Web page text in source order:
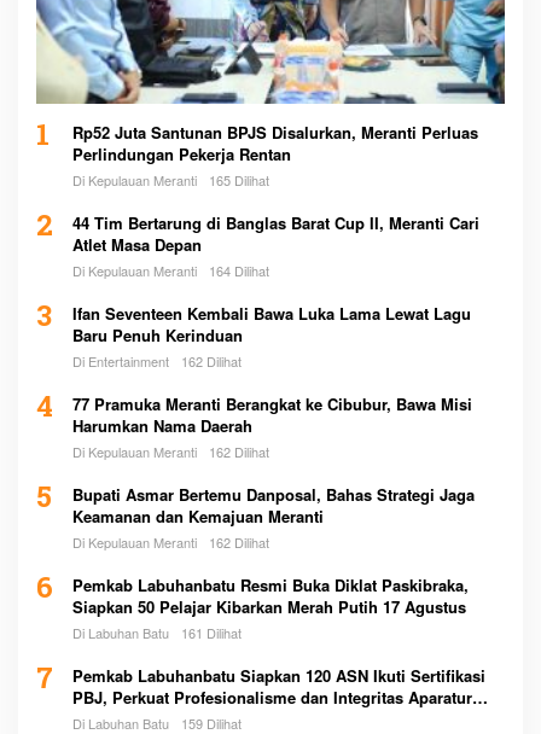
1
Rp52 Juta Santunan BPJS Disalurkan, Meranti Perluas
Perlindungan Pekerja Rentan
Di Kepulauan Meranti 165 Dilihat
2
44 Tim Bertarung di Banglas Barat Cup II, Meranti Cari
Atlet Masa Depan
Di Kepulauan Meranti 164 Dilihat
3
Ifan Seventeen Kembali Bawa Luka Lama Lewat Lagu
Baru Penuh Kerinduan
Di Entertainment 162 Dilihat
4
77 Pramuka Meranti Berangkat ke Cibubur, Bawa Misi
Harumkan Nama Daerah
Di Kepulauan Meranti 162 Dilihat
5
Bupati Asmar Bertemu Danposal, Bahas Strategi Jaga
Keamanan dan Kemajuan Meranti
Di Kepulauan Meranti 162 Dilihat
6
Pemkab Labuhanbatu Resmi Buka Diklat Paskibraka,
Siapkan 50 Pelajar Kibarkan Merah Putih 17 Agustus
Di Labuhan Batu 161 Dilihat
7
Pemkab Labuhanbatu Siapkan 120 ASN Ikuti Sertifikasi
PBJ, Perkuat Profesionalisme dan Integritas Aparatur
Pemerintah
Di Labuhan Batu 159 Dilihat